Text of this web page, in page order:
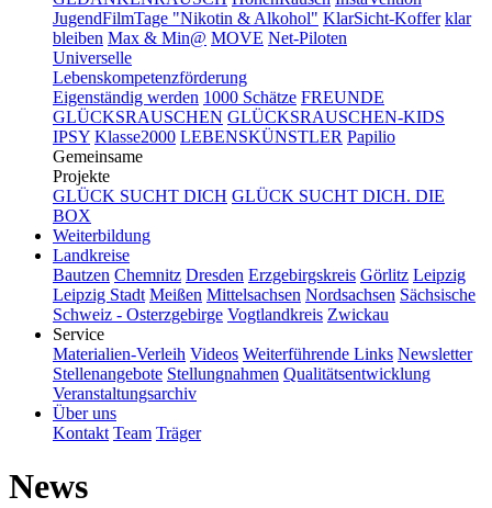
JugendFilmTage "Nikotin & Alkohol" KlarSicht-Koffer klar
bleiben Max & Min@ MOVE Net-Piloten
Universelle
Lebenskompetenzförderung
Eigenständig werden 1000 Schätze FREUNDE
GLÜCKSRAUSCHEN GLÜCKSRAUSCHEN-KIDS
IPSY Klasse2000 LEBENSKÜNSTLER Papilio
Gemeinsame
Projekte
GLÜCK SUCHT DICH GLÜCK SUCHT DICH. DIE
BOX
Weiterbildung
Landkreise
Bautzen Chemnitz Dresden Erzgebirgskreis Görlitz Leipzig
Leipzig Stadt Meißen Mittelsachsen Nordsachsen Sächsische
Schweiz - Osterzgebirge Vogtlandkreis Zwickau
Service
Materialien-Verleih Videos Weiterführende Links Newsletter
Stellenangebote Stellungnahmen Qualitätsentwicklung
Veranstaltungsarchiv
Über uns
Kontakt Team Träger
News